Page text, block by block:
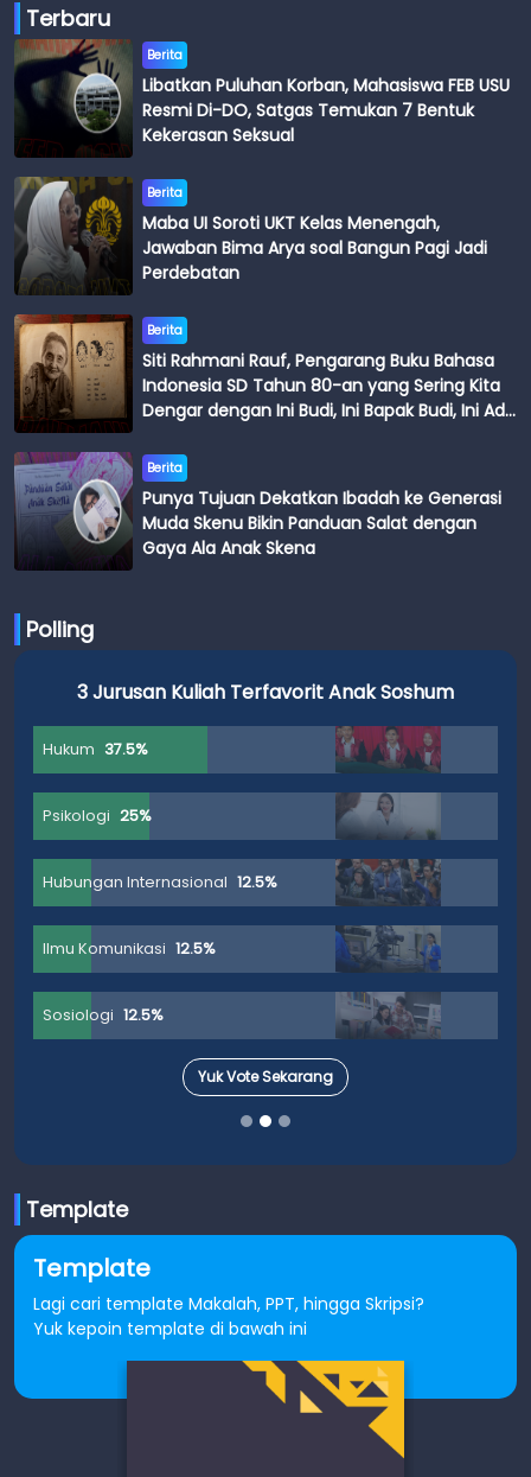
Terbaru
Berita
Libatkan Puluhan Korban, Mahasiswa FEB USU
Resmi Di-DO, Satgas Temukan 7 Bentuk
Kekerasan Seksual
Berita
Maba UI Soroti UKT Kelas Menengah,
Jawaban Bima Arya soal Bangun Pagi Jadi
Perdebatan
Berita
Siti Rahmani Rauf, Pengarang Buku Bahasa
Indonesia SD Tahun 80-an yang Sering Kita
Dengar dengan Ini Budi, Ini Bapak Budi, Ini Adik
Berita
Punya Tujuan Dekatkan Ibadah ke Generasi
Muda Skenu Bikin Panduan Salat dengan
Gaya Ala Anak Skena
Polling
3 Jurusan Kuliah Terfavorit Anak Soshum
Hukum 37.5%
Psikologi 25%
Hubungan Internasional 12.5%
Ilmu Komunikasi 12.5%
Sosiologi 12.5%
Yuk Vote Sekarang
Template
Template
Lagi cari template Makalah, PPT, hingga Skripsi?
Yuk kepoin template di bawah ini